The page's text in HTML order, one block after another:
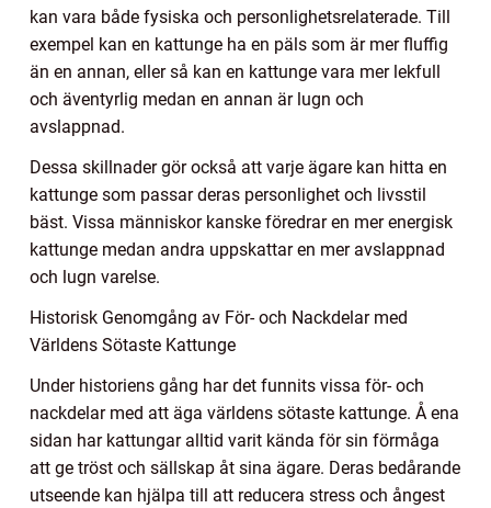
kan vara både fysiska och personlighetsrelaterade. Till
exempel kan en kattunge ha en päls som är mer fluffig
än en annan, eller så kan en kattunge vara mer lekfull
och äventyrlig medan en annan är lugn och
avslappnad.
Dessa skillnader gör också att varje ägare kan hitta en
kattunge som passar deras personlighet och livsstil
bäst. Vissa människor kanske föredrar en mer energisk
kattunge medan andra uppskattar en mer avslappnad
och lugn varelse.
Historisk Genomgång av För- och Nackdelar med
Världens Sötaste Kattunge
Under historiens gång har det funnits vissa för- och
nackdelar med att äga världens sötaste kattunge. Å ena
sidan har kattungar alltid varit kända för sin förmåga
att ge tröst och sällskap åt sina ägare. Deras bedårande
utseende kan hjälpa till att reducera stress och ångest